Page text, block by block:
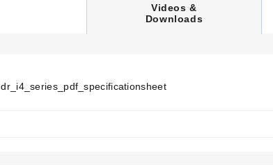
C
U
T
Videos &
Downloads
dr_i4_series_pdf_specificationsheet